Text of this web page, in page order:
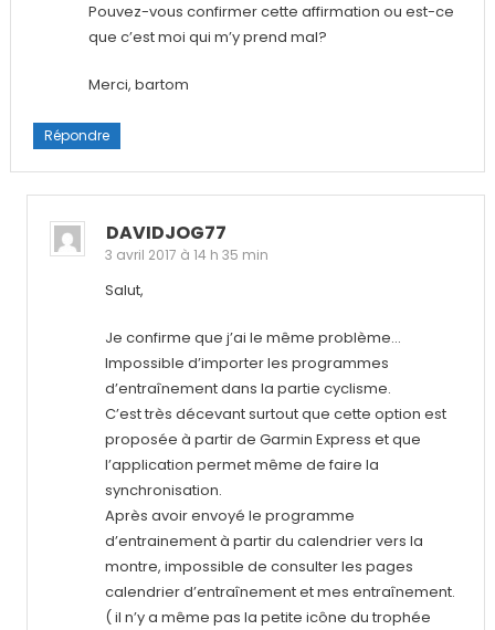
Pouvez-vous confirmer cette affirmation ou est-ce
que c’est moi qui m’y prend mal?
Merci, bartom
Répondre
DAVIDJOG77
3 avril 2017 à 14 h 35 min
Salut,
Je confirme que j’ai le même problème…
Impossible d’importer les programmes
d’entraînement dans la partie cyclisme.
C’est très décevant surtout que cette option est
proposée à partir de Garmin Express et que
l’application permet même de faire la
synchronisation.
Après avoir envoyé le programme
d’entrainement à partir du calendrier vers la
montre, impossible de consulter les pages
calendrier d’entraînement et mes entraînement.
( il n’y a même pas la petite icône du trophée